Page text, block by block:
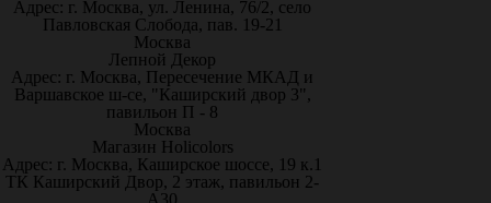
Адрес: г. Москва, ул. Ленина, 76/2, село
Павловская Слобода, пав. 19-21
Москва
Лепной Декор
Адрес: г. Москва, Пересечение МКАД и
Варшавское ш-се, "Каширский двор 3",
павильон П - 8
Москва
Магазин Holicolors
Адрес: г. Москва, Каширское шоссе, 19 к.1
ТК Каширский Двор, 2 этаж, павильон 2-
А30